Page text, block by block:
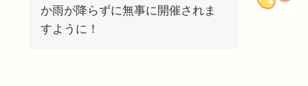
か雨が降らずに無事に開催されま
すように！